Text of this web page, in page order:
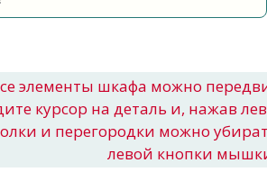
элементы шкафа можно
курсор на деталь и, нажав
и перегородки можно
левой кнопки